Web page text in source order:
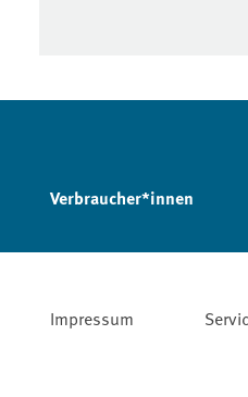
Verbraucher*innen
Impressum